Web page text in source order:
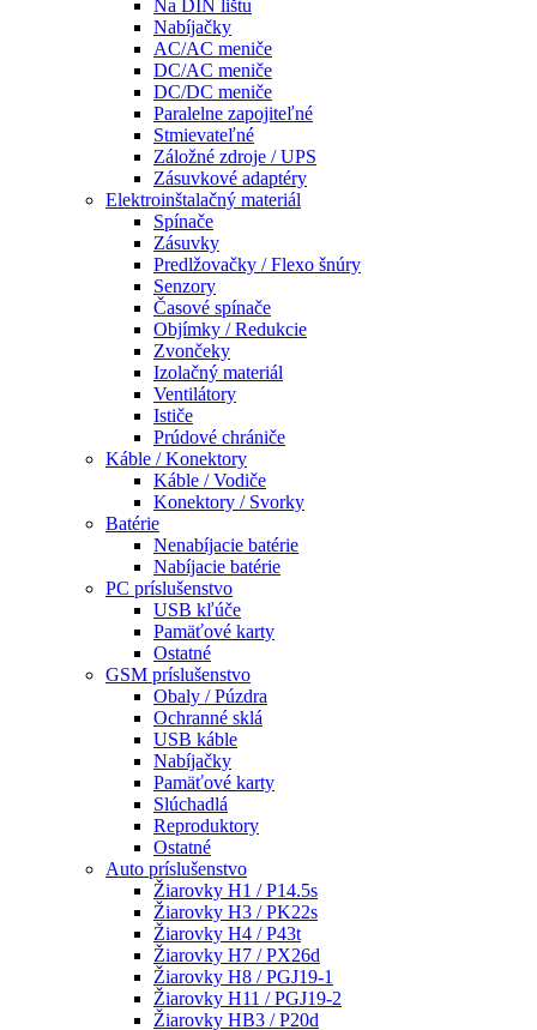
Na DIN lištu
Nabíjačky
AC/AC meniče
DC/AC meniče
DC/DC meniče
Paralelne zapojiteľné
Stmievateľné
Záložné zdroje / UPS
Zásuvkové adaptéry
Elektroinštalačný materiál
Spínače
Zásuvky
Predlžovačky / Flexo šnúry
Senzory
Časové spínače
Objímky / Redukcie
Zvončeky
Izolačný materiál
Ventilátory
Ističe
Prúdové chrániče
Káble / Konektory
Káble / Vodiče
Konektory / Svorky
Batérie
Nenabíjacie batérie
Nabíjacie batérie
PC príslušenstvo
USB kľúče
Pamäťové karty
Ostatné
GSM príslušenstvo
Obaly / Púzdra
Ochranné sklá
USB káble
Nabíjačky
Pamäťové karty
Slúchadlá
Reproduktory
Ostatné
Auto príslušenstvo
Žiarovky H1 / P14.5s
Žiarovky H3 / PK22s
Žiarovky H4 / P43t
Žiarovky H7 / PX26d
Žiarovky H8 / PGJ19-1
Žiarovky H11 / PGJ19-2
Žiarovky HB3 / P20d